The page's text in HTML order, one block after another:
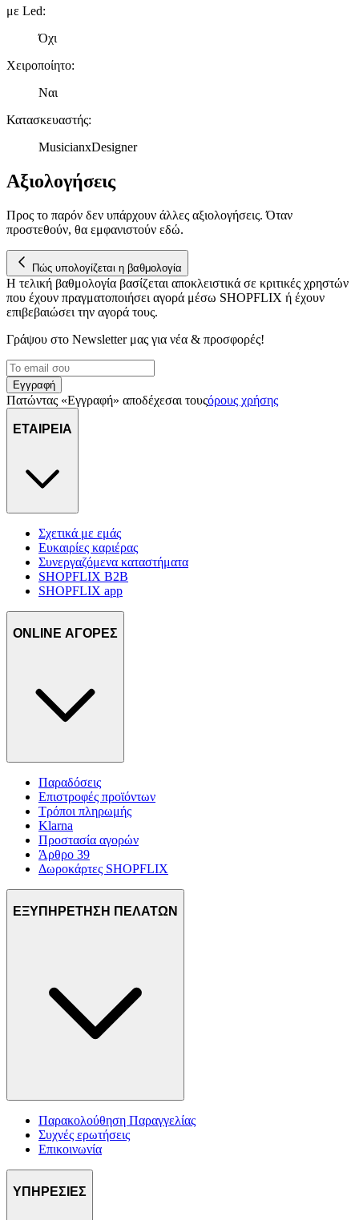
πληροφορίες σχετικά με την από μέρους σας χρήση της
δικτύωσης, διαφημίσεων και ανάλυσης.
με Led:
Όχι
Χειροποίητο:
Ναι
Κατασκευαστής:
MusicianxDesigner
Αξιολογήσεις
Προς το παρόν δεν υπάρχουν άλλες αξιολογήσεις. Όταν
προστεθούν, θα εμφανιστούν εδώ.
Πώς υπολογίζεται η βαθμολογία
Η τελική βαθμολογία βασίζεται αποκλειστικά σε κριτικές χρηστών
που έχουν πραγματοποιήσει αγορά μέσω SHOPFLIX ή έχουν
επιβεβαιώσει την αγορά τους.
Γράψου στο Νewsletter μας για νέα & προσφορές!
Εγγραφή
Πατώντας «Εγγραφή» αποδέχεσαι τουςόρους χρήσης
ΕΤΑΙΡΕΙΑ
Σχετικά με εμάς
Ευκαιρίες καριέρας
Συνεργαζόμενα καταστήματα
SHOPFLIX B2B
SHOPFLIX app
ONLINE ΑΓΟΡΕΣ
Παραδόσεις
Επιστροφές προϊόντων
Τρόποι πληρωμής
Klarna
Προστασία αγορών
Άρθρο 39
Δωροκάρτες SHOPFLIX
ΕΞΥΠΗΡΕΤΗΣΗ ΠΕΛΑΤΩΝ
Παρακολούθηση Παραγγελίας
Συχνές ερωτήσεις
Επικοινωνία
ΥΠΗΡΕΣΙΕΣ